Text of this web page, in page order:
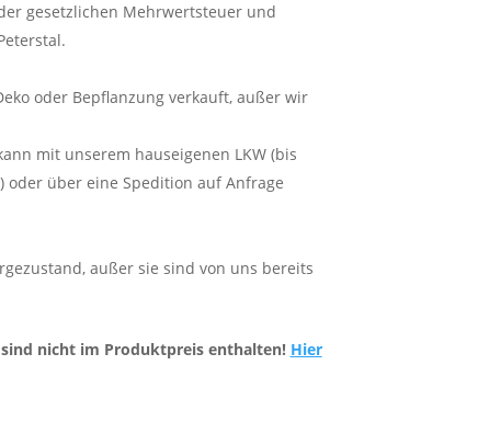
gesetzlichen Mehrwertsteuer und
oder Bepflanzung verkauft, außer wir
mit unserem hauseigenen LKW (bis
oder über eine Spedition auf Anfrage
außer sie sind von uns bereits
nicht im Produktpreis enthalten! Hier